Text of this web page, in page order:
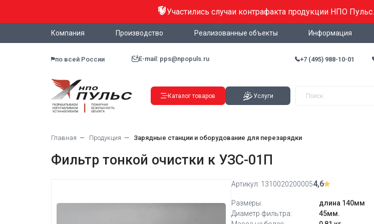
Участились случаи контрафакта продукции НПО Пульс.
Компания Производство Реализованные объекты Информация
по всей России E-mail: pps@npopuls.ru +7 (495) 988-10-01
Каталог товаров Услуги
Главная Продукция Зарядные станции и оборудование для перезарядки
Фильтр тонкой очистки к УЗС-01П
Артикул: 13100202000054,6
Размеры:
длина 140мм
Диаметр фильтра:
45мм.